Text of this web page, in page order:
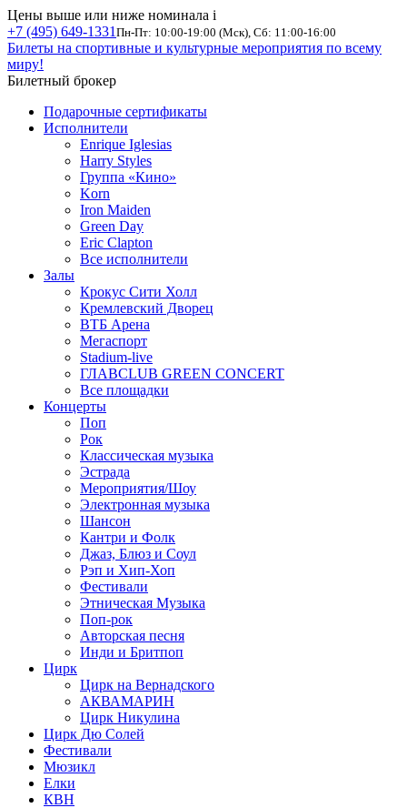
Цены выше или ниже номинала i
+7 (495) 649-1331 Пн-Пт: 10:00-19:00 (Мск), Сб: 11:00-16:00
Билеты на спортивные и культурные мероприятия по всему
миру!
Билетный брокер
Подарочные сертификаты
Исполнители
Enrique Iglesias
Harry Styles
Группа «Кино»
Korn
Iron Maiden
Green Day
Eric Clapton
Все исполнители
Залы
Крокус Сити Холл
Кремлевский Дворец
ВТБ Арена
Мегаспорт
Stadium-live
ГЛАВCLUB GREEN CONCERT
Все площадки
Концерты
Поп
Рок
Классическая музыка
Эстрада
Мероприятия/Шоу
Электронная музыка
Шансон
Кантри и Фолк
Джаз, Блюз и Соул
Рэп и Хип-Хоп
Фестивали
Этническая Музыка
Поп-рок
Авторская песня
Инди и Бритпоп
Цирк
Цирк на Вернадского
АКВАМАРИН
Цирк Никулина
Цирк Дю Солей
Фестивали
Мюзикл
Елки
КВН